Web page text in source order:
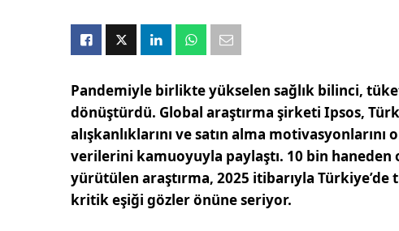
Pandemiyle birlikte yükselen sağlık bilinci,
dönüştürdü. Global araştırma şirketi Ipsos,
alışkanlıklarını ve satın alma
verilerini kamuoyuyla paylaştı. 10 bin haneden
yürütülen araştırma, 2025 itibarıyla Türkiye’de
kritik eşiği gözler önüne seriyor.